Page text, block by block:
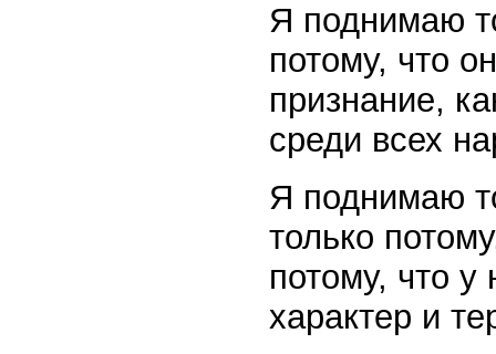
Я поднимаю
потому, что
признание,
среди всех
Я поднимаю
только
потому, что у
характер и